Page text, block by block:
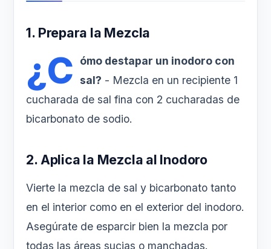
1. Prepara la Mezcla
¿C
ómo destapar un inodoro con
sal? - Mezcla en un recipiente 1
cucharada de sal fina con 2 cucharadas de
bicarbonato de sodio.
2. Aplica la Mezcla al Inodoro
Vierte la mezcla de sal y bicarbonato tanto
en el interior como en el exterior del inodoro.
Asegúrate de esparcir bien la mezcla por
todas las áreas sucias o manchadas.